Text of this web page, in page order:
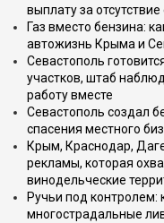
выплату за
Газ вместо бензина:
автожизнь Крыма и
Севастополь
участков, штаб
работу вместе
Севастополь создал
спасения местного
Крым, Краснодар,
рекламы, которая
винодельческие
Ручьи под контролем:
многострадальные